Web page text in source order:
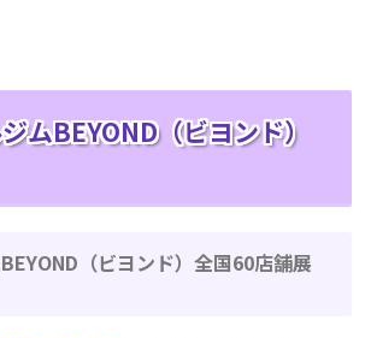
ムBEYOND（ビヨンド）
（ビヨンド）全国60店舗展